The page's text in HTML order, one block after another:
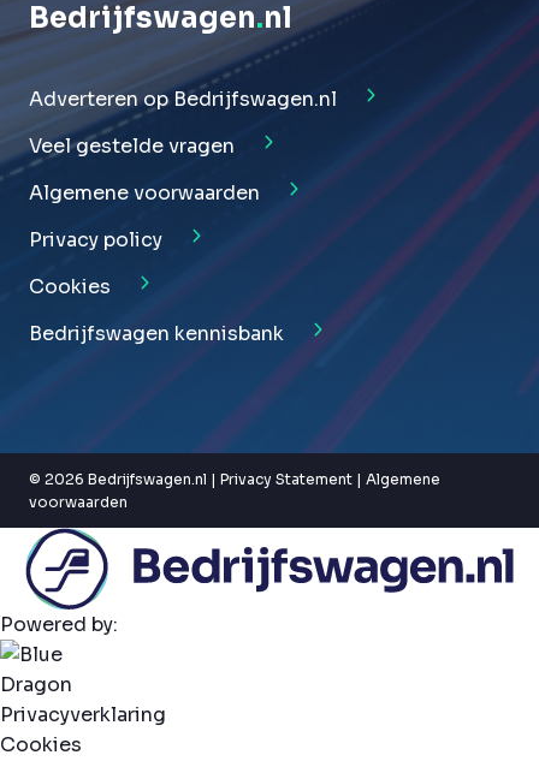
Bedrijfswagen.nl
Adverteren op Bedrijfswagen.nl
Veel gestelde vragen
Algemene voorwaarden
Privacy policy
Cookies
Bedrijfswagen kennisbank
© 2026 Bedrijfswagen.nl | Privacy Statement | Algemene
voorwaarden
Powered by:
Privacyverklaring
Cookies